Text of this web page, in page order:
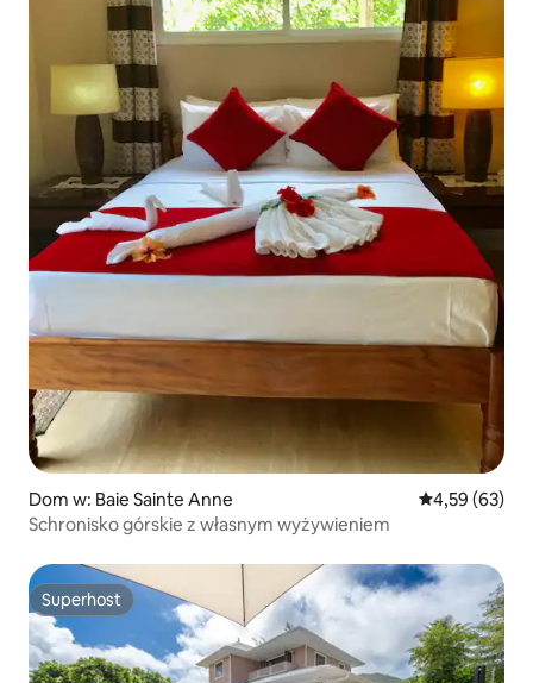
Dom w: Baie Sainte Anne Średnia
4,59 (63)
Schronisko górskie z własnym wyżywieniem
Superhost
Superhost